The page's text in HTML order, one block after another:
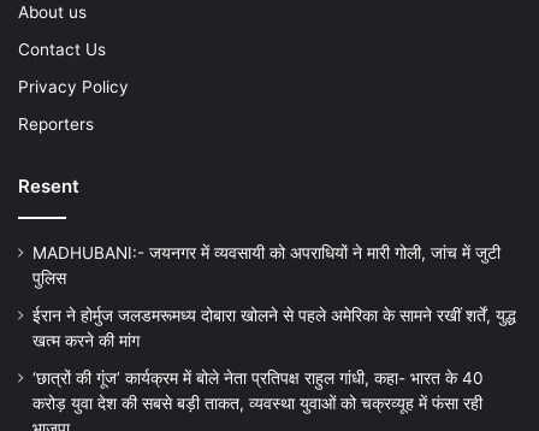
About us
Contact Us
Privacy Policy
Reporters
Resent
MADHUBANI:- जयनगर में व्यवसायी को अपराधियों ने मारी गोली, जांच में जुटी
पुलिस
ईरान ने होर्मुज जलडमरूमध्य दोबारा खोलने से पहले अमेरिका के सामने रखीं शर्तें, युद्ध
खत्म करने की मांग
‘छात्रों की गूंज’ कार्यक्रम में बोले नेता प्रतिपक्ष राहुल गांधी, कहा- भारत के 40
करोड़ युवा देश की सबसे बड़ी ताकत, व्यवस्था युवाओं को चक्रव्यूह में फंसा रही